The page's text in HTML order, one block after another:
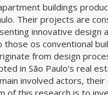
buildings
Their projects are
innovative design
os conventional
from design
in São Paulo’s real
involved actors,
of this research is to